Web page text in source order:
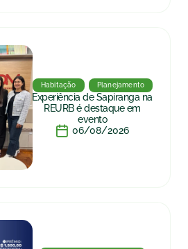
Habitação Planejamento
Experiência de Sapiranga na
REURB é destaque em
evento
06/08/2026